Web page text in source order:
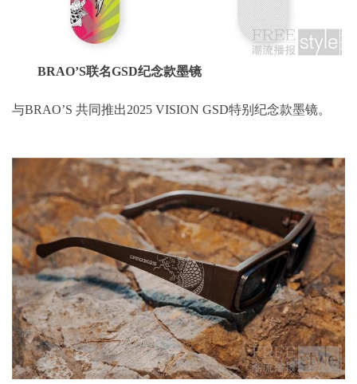
BRAO’S联名GSD纪念款墨镜
与BRAO’S 共同推出2025 VISION GSD特别纪念款墨镜。